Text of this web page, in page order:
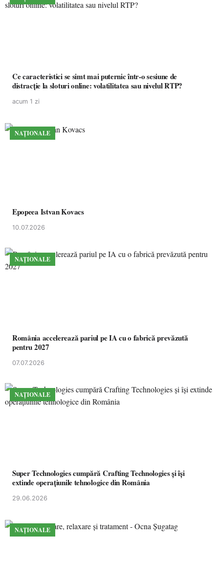
Ce caracteristici se simt mai puternic într-o sesiune de
distracție la sloturi online: volatilitatea sau nivelul RTP?
acum 1 zi
NAȚIONALE
Epopeea Istvan Kovacs
10.07.2026
NAȚIONALE
România accelerează pariul pe IA cu o fabrică prevăzută
pentru 2027
07.07.2026
NAȚIONALE
Super Technologies cumpără Crafting Technologies și își
extinde operațiunile tehnologice din România
29.06.2026
NAȚIONALE